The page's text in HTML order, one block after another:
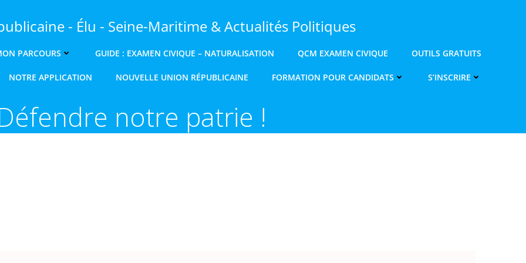
- Élu - Seine-Maritime & Actualités Politiques
PARCOURS GUIDE : EXAMEN CIVIQUE – NATURALISATION QCM EXAMEN CIVIQUE OUTILS GRATUITS
NOTRE APPLICATION NOUVELLE UNION RÉPUBLICAINE FORMATION POUR CANDIDATS S’INSCRIRE
notre patrie !